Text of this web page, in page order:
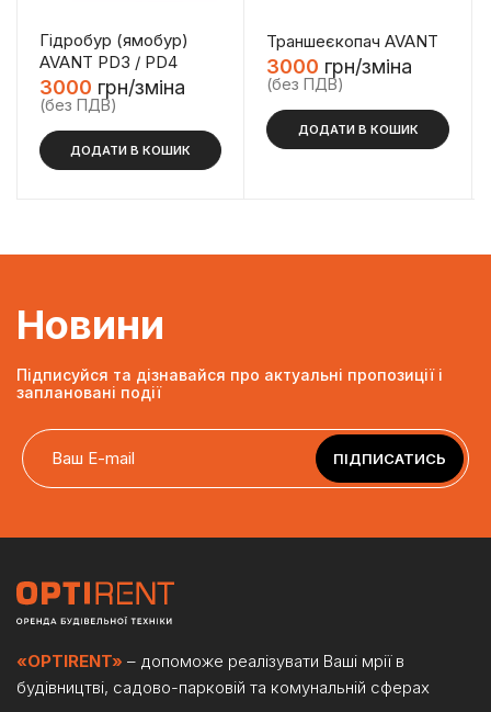
Гідробур (ямобур)
AVANT PD3 / PD4
3000 грн/зміна
(без ПДВ)
ДОДАТИ В КОШИК
Траншеєкопач AVANT
3000 грн/зміна
(без ПДВ)
ДОДАТИ В КОШИК
Новини
Підписуйся та дізнавайся про актуальні пропозиції і
заплановані події
ПІДПИСАТИСЬ
«OPTIRENT» – допоможе реалізувати Ваші мрії в
будівництві, садово-парковій та комунальній сферах